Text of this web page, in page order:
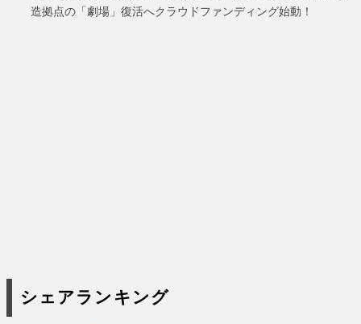
造拠点の「劇場」復活へクラウドファンディング始動！
シェアランキング